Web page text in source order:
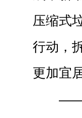
压缩式
行动，
更加宜居
——